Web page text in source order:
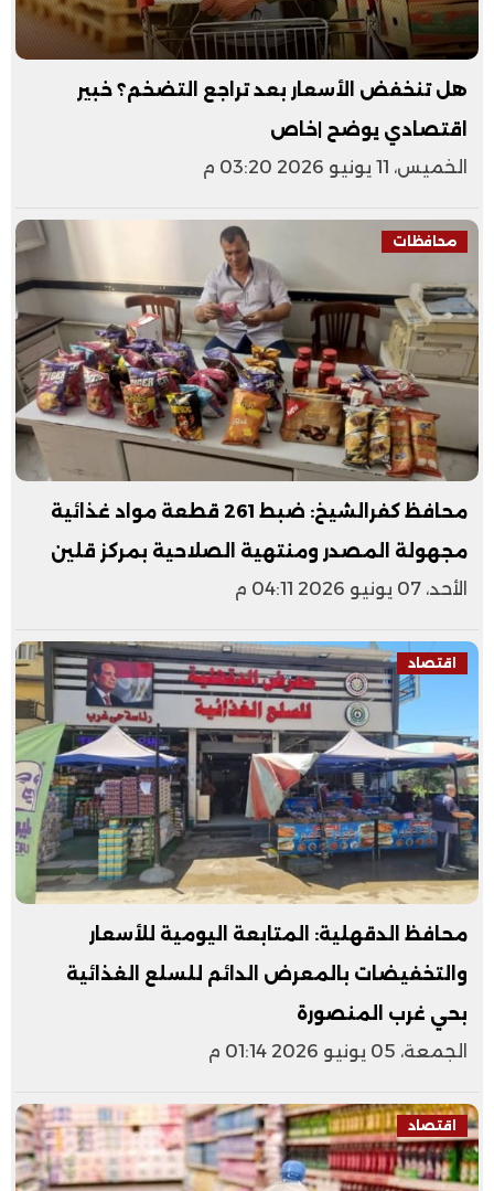
هل تنخفض الأسعار بعد تراجع التضخم؟ خبير
اقتصادي يوضح |خاص
الخميس، 11 يونيو 2026 03:20 م
محافظات
محافظ كفرالشيخ: ضبط 261 قطعة مواد غذائية
مجهولة المصدر ومنتهية الصلاحية بمركز قلين
الأحد، 07 يونيو 2026 04:11 م
اقتصاد
محافظ الدقهلية: المتابعة اليومية للأسعار
والتخفيضات بالمعرض الدائم للسلع الغذائية
بحي غرب المنصورة
الجمعة، 05 يونيو 2026 01:14 م
اقتصاد